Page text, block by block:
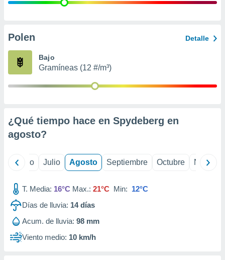
e
publicidad
Polen Detalle
Bajo
Gramíneas (12 #/m³)
¿Qué tiempo hace en Spydeberg en
agosto?
Junio Julio Agosto Septiembre Octubre
T. Media: 16°C Max.: 21°C Min: 12°C
Días de lluvia: 14días
Acum. de lluvia: 98 mm
Viento medio: 10 km/h